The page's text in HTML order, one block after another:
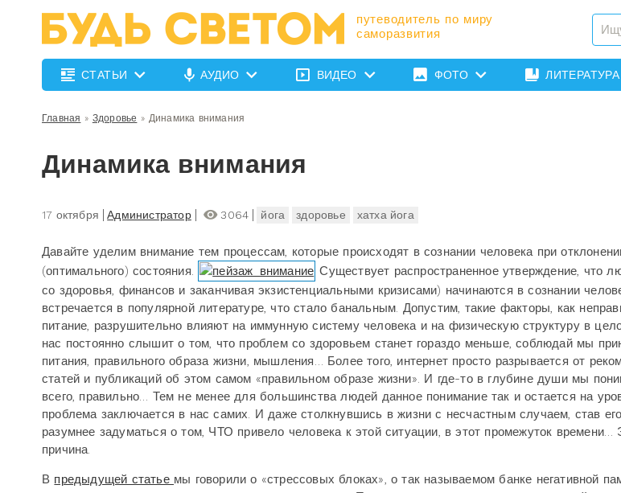
путеводитель по миру
саморазвития
СТАТЬИ АУДИО ВИДЕО ФОТО ЛИТЕРАТУРА
Главная » Здоровье » Динамика внимания
Динамика внимания
17 октября Администратор 3064 йога здоровье хатха йога
Давайте уделим внимание тем процессам, которые происходят в сознании человека при
(оптимального) состояния.
Существует распространенное утверждение, что
со здоровья, финансов и заканчивая экзистенциальными кризисами) начинаются в сознании
встречается в популярной литературе, что стало банальным. Допустим, такие факторы, как
питание, разрушительно влияют на иммунную систему человека и на физическую структуру в
нас постоянно слышит о том, что проблем со здоровьем станет гораздо меньше, соблюдай мы
питания, правильного образа жизни, мышления… Более того, интернет просто разрывается от
статей и публикаций об этом самом «правильном образе жизни». И где-то в глубине души мы
всего, правильно… Тем не менее для большинства людей данное понимание так и остается на
проблема заключается в нас самих. И даже столкнувшись в жизни с несчастным случаем, став
разумнее задуматься о том, ЧТО привело человека к этой ситуации, в этот промежуток времени…
причина.
В предыдущей статье мы говорили о «стрессовых блоках», о так называемом банке негативной